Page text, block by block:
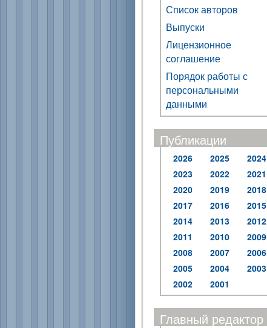
Список авторов
Выпуски
Лицензионное
соглашение
Порядок работы с
персональными
данными
Публикации
2026 2025
2024
2023
2022
2021
2020
2019
2018
2017
2016
2015
2014
2013
2012
2011
2010
2009
2008
2007
2006
2005
2004
2003
2002
2001
Главный редактор